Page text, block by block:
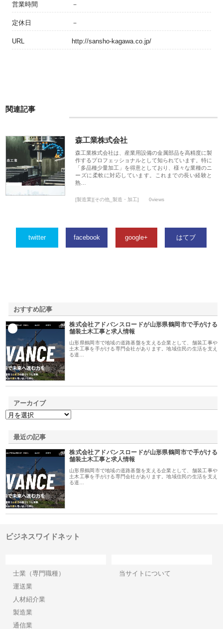
営業時間 －
定休日 －
URL http://sansho-kagawa.co.jp/
関連記事
森工業株式会社
森工業株式会社は、産業用設備の金属部品を高精度に製
作するプロフェッショナルとして知られています。特に
「多品種少量加工」を得意としており、様々な業種のニ
ーズに柔軟に対応しています。これまでの長い経験と
熟…
[製造業][その他_製造・加工] 0views
twitter facebook google+ はてブ
おすすめ記事
株式会社アドバンスロードが山形県鶴岡市で手がける
舗装土木工事と求人情報
山形県鶴岡市で地域の道路基盤を支える企業として、舗装工事や
土木工事を手がける専門会社があります。地域住民の生活を支え
る道…
アーカイブ
最近の記事
株式会社アドバンスロードが山形県鶴岡市で手がける
舗装土木工事と求人情報
山形県鶴岡市で地域の道路基盤を支える企業として、舗装工事や
土木工事を手がける専門会社があります。地域住民の生活を支え
る道…
ビジネスワイドネット
士業（専門職種）
運送業
人材紹介業
製造業
通信業
当サイトについて